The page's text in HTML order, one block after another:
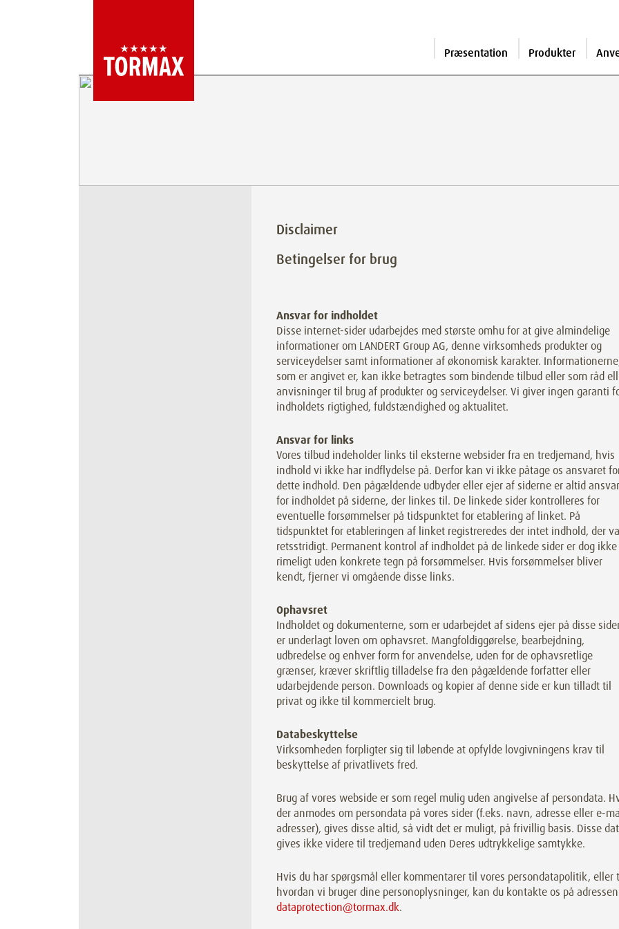
Præsentation Produkter
Disclaimer
Betingelser for brug
Ansvar for indholdet
Disse internet-sider udarbejdes med største omhu for at give almindelige
informationer om LANDERT Group AG, denne virksomheds produkter og
serviceydelser samt informationer af økonomisk karakter.
som er angivet er, kan ikke betragtes som bindende tilbud eller som råd
anvisninger til brug af produkter og serviceydelser. Vi giver ingen garanti
indholdets rigtighed, fuldstændighed og aktualitet.
Ansvar for links
Vores tilbud indeholder links til eksterne websider fra en tredjemand, hvis
indhold vi ikke har indflydelse på. Derfor kan vi ikke påtage os ansvaret
dette indhold. Den pågældende udbyder eller ejer af siderne er altid
for indholdet på siderne, der linkes til. De linkede sider kontrolleres for
eventuelle forsømmelser på tidspunktet for etablering af linket. På
tidspunktet for etableringen af linket registreredes der intet indhold, der
retsstridigt. Permanent kontrol af indholdet på de linkede sider er dog ikke
rimeligt uden konkrete tegn på forsømmelser. Hvis forsømmelser bliver
kendt, fjerner vi omgående disse links.
Ophavsret
Indholdet og dokumenterne, som er udarbejdet af sidens ejer på disse
er underlagt loven om ophavsret. Mangfoldiggørelse, bearbejdning,
udbredelse og enhver form for anvendelse, uden for de ophavsretlige
grænser, kræver skriftlig tilladelse fra den pågældende forfatter eller
udarbejdende person. Downloads og kopier af denne side er kun tilladt til
privat og ikke til kommercielt brug.
Databeskyttelse
Virksomheden forpligter sig til løbende at opfylde lovgivningens krav til
beskyttelse af privatlivets fred.
Brug af vores webside er som regel mulig uden angivelse af persondata.
der anmodes om persondata på vores sider (f.eks. navn, adresse eller e-
adresser), gives disse altid, så vidt det er muligt, på frivillig basis. Disse
gives ikke videre til tredjemand uden Deres udtrykkelige samtykke.
Hvis du har spørgsmål eller kommentarer til vores persondatapolitik, eller
hvordan vi bruger dine personoplysninger, kan du kontakte os på adressen
dataprotection@tormax.dk.